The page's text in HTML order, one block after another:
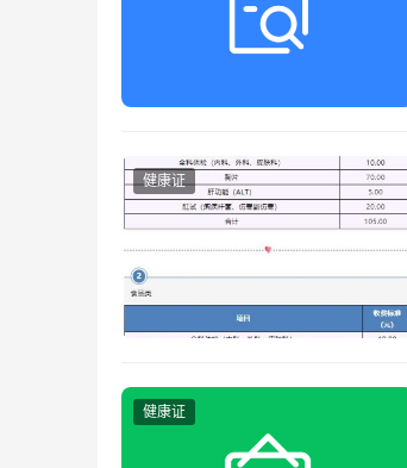
健康证
健康证